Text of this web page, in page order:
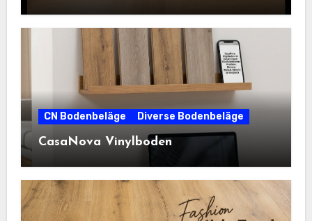
CN Bodenbeläge Diverse Bodenbeläge
CasaNova Vinylboden